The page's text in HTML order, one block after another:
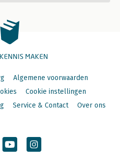
MAKEN
Algemene voorwaarden
Cookie instellingen
Service & Contact Over ons